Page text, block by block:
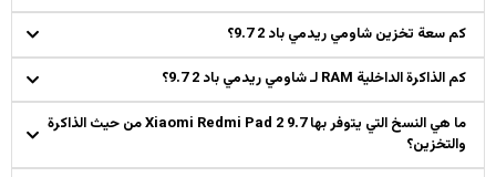
كم سعة تخزين شاومي ريدمي باد 2 9.7؟
كم الذاكرة الداخلية RAM لـ شاومي ريدمي باد 2 9.7؟
ما هي النسخ التي يتوفر بها Xiaomi Redmi Pad 2 9.7 من حيث الذاكرة
والتخزين؟